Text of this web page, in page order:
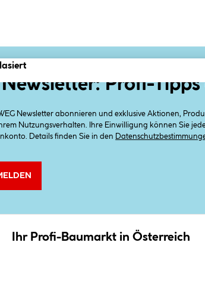
Profi-
Newsletter abonnieren und exklusive Aktionen,
Nutzungsverhalten. Ihre Einwilligung können Sie
Details finden Sie in den
Ihr Profi-Baumarkt in Österreich